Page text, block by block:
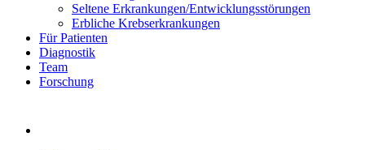
Seltene Erkrankungen/Entwicklungsstörungen
Erbliche Krebserkrankungen
Für Patienten
Diagnostik
Team
Forschung